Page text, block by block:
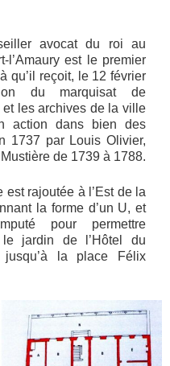
avocat du roi au
l’Amaury est le premier
qu’il reçoit, le 12 février
du marquisat de
les archives de la ville
action dans bien des
1737 par Louis Olivier,
de 1739 à 1788.
rajoutée à l’Est de la
la forme d’un U, et
pour permettre
jardin de l’Hôtel du
jusqu’à la place Félix